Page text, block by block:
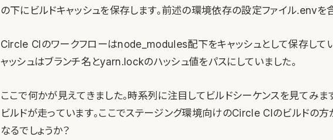
の下にビルドキャッシュを保存します。前述の環境依存の設定ファイル.envを
Circle CIのワークフローはnode_modules配下をキャッシュとして保存してい
ャッシュはブランチ名とyarn.lockのハッシュ値をパスにしていました。
ここで何かが見えてきました。時系列に注目してビルドシーケンスを見てみま
ビルドが走っています。ここでステージング環境向けのCircle CIのビルドの方
なるでしょうか？